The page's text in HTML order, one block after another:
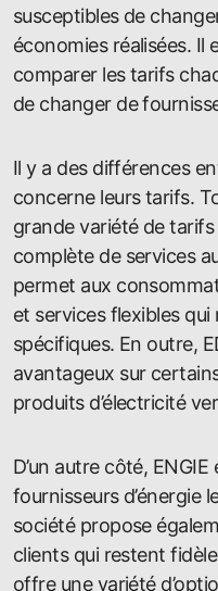
susceptibles de
économies réalisées.
comparer les tarifs
de changer de
Il y a des différences
concerne leurs tarifs.
grande variété de
complète de services
permet aux
et services flexibles
spécifiques. En outre,
avantageux sur
produits d’électricité
D’un autre côté,
fournisseurs d’énergie
société propose
clients qui restent
offre une variété